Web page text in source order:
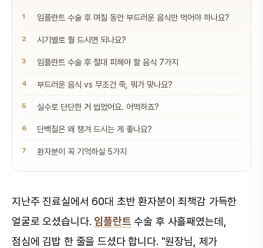
임플란트 수술 후 며칠 동안 부드러운 음식만 먹어야 하나요?
시기별로 뭘 드시면 되나요?
임플란트 수술 후 절대 피해야 할 음식 7가지
부드러운 음식 vs 무조건 죽, 뭐가 맞나요?
실수로 단단한 거 씹었어요. 어떡하죠?
단백질은 왜 챙겨 드시는 게 좋나요?
환자분이 꼭 기억하실 5가지
지난주 진료실에서 60대 초반 환자분이 죄책감 가득한
얼굴로 오셨습니다. 임플란트 수술 후 사흘째였는데,
점심에 김밥 한 줄을 드셨다 합니다. "원장님, 제가